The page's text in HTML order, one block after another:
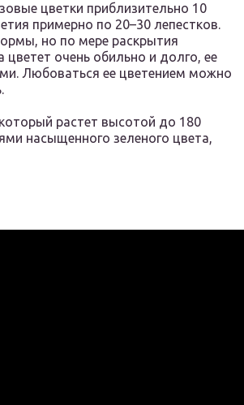
цветки приблизительно 10
примерно по 20–30 лепестков.
но по мере раскрытия
очень обильно и долго, ее
Любоваться ее цветением можно
растет высотой до 180
насыщенного зеленого цвета,